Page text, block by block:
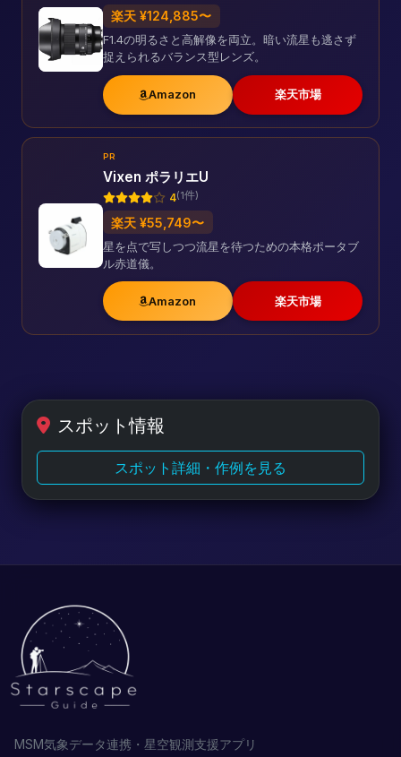
楽天 ¥124,885〜
F1.4の明るさと高解像を両立。暗い流星も逃さず
捉えられるバランス型レンズ。
Amazon 楽天市場
PR
Vixen ポラリエU
4(1件)
楽天 ¥55,749〜
星を点で写しつつ流星を待つための本格ポータブ
ル赤道儀。
Amazon 楽天市場
スポット情報
スポット詳細・作例を見る
MSM気象データ連携・星空観測支援アプリ